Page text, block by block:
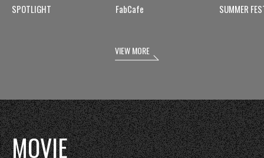
SPOTLIGHT FabCafe SUMMER
VIEW MORE
MOVIE